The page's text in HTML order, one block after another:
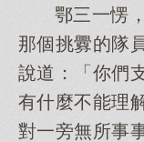
鄂三一愣
那個挑釁的隊
說道：「你們
有什麼不能理
對一旁無所事